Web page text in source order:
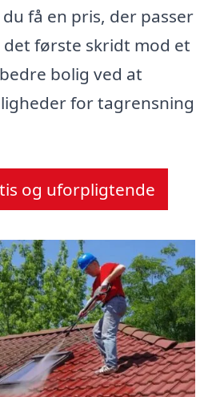
få en pris, der passer
første skridt mod et
bolig ved at
for tagrensning
og uforpligtende